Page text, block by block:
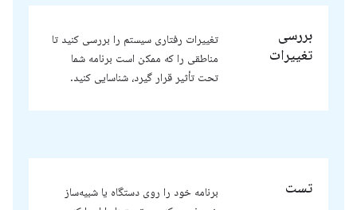
بررسی
تغییرات
تغییرات رفتاری سیستم را بررسی کنید تا
مناطقی را که ممکن است برنامه شما
تحت تأثیر قرار گیرد، شناسایی کنید.
تست
برنامه خود را روی دستگاه یا شبیه‌ساز